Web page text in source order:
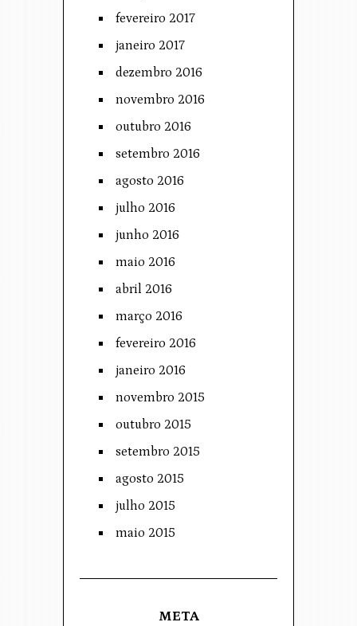
fevereiro 2017
janeiro 2017
dezembro 2016
novembro 2016
outubro 2016
setembro 2016
agosto 2016
julho 2016
junho 2016
maio 2016
abril 2016
março 2016
fevereiro 2016
janeiro 2016
novembro 2015
outubro 2015
setembro 2015
agosto 2015
julho 2015
maio 2015
META